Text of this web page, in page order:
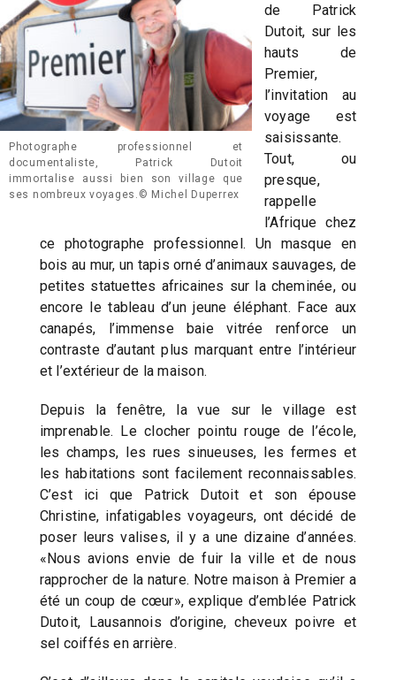
Photographe professionnel et
documentaliste, Patrick Dutoit
immortalise aussi bien son village que
ses nombreux voyages.© Michel Duperrex
de Patrick
Dutoit, sur les
hauts de
Premier,
l’invitation au
voyage est
saisissante.
Tout, ou
presque,
rappelle
l’Afrique chez
ce photographe professionnel. Un masque en
bois au mur, un tapis orné d’animaux sauvages, de
petites statuettes africaines sur la cheminée, ou
encore le tableau d’un jeune éléphant. Face aux
canapés, l’immense baie vitrée renforce un
contraste d’autant plus marquant entre l’intérieur
et l’extérieur de la maison.
Depuis la fenêtre, la vue sur le village est
imprenable. Le clocher pointu rouge de l’école,
les champs, les rues sinueuses, les fermes et
les habitations sont facilement reconnaissables.
C’est ici que Patrick Dutoit et son épouse
Christine, infatigables voyageurs, ont décidé de
poser leurs valises, il y a une dizaine d’années.
«Nous avions envie de fuir la ville et de nous
rapprocher de la nature. Notre maison à Premier a
été un coup de cœur», explique d’emblée Patrick
Dutoit, Lausannois d’origine, cheveux poivre et
sel coiffés en arrière.